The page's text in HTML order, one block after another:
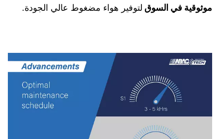
موثوقية في السوق لتوفير هواء مضغوط عالي الجودة.